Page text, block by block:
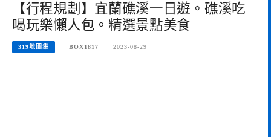
【行程規劃】宜蘭礁溪一日遊。礁溪吃
喝玩樂懶人包。精選景點美食
319地圖集 BOX1817 2023-08-29